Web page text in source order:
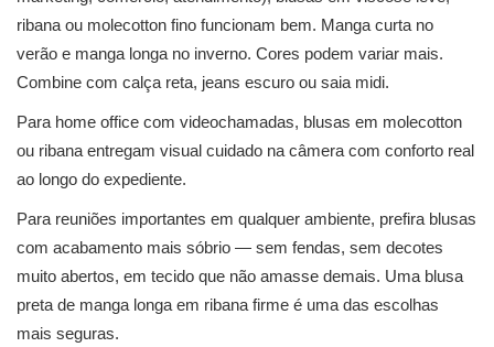
ribana ou molecotton fino funcionam bem. Manga curta no
verão e manga longa no inverno. Cores podem variar mais.
Combine com calça reta, jeans escuro ou saia midi.
Para home office com videochamadas, blusas em molecotton
ou ribana entregam visual cuidado na câmera com conforto real
ao longo do expediente.
Para reuniões importantes em qualquer ambiente, prefira blusas
com acabamento mais sóbrio — sem fendas, sem decotes
muito abertos, em tecido que não amasse demais. Uma blusa
preta de manga longa em ribana firme é uma das escolhas
mais seguras.